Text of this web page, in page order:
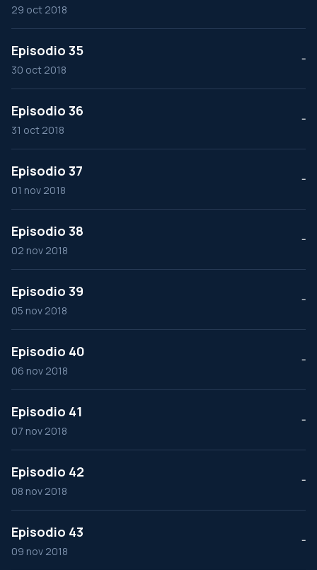
29 oct 2018
Episodio 35
30 oct 2018
--
Episodio 36
31 oct 2018
--
Episodio 37
01 nov 2018
--
Episodio 38
02 nov 2018
--
Episodio 39
05 nov 2018
--
Episodio 40
06 nov 2018
--
Episodio 41
07 nov 2018
--
Episodio 42
08 nov 2018
--
Episodio 43
09 nov 2018
--